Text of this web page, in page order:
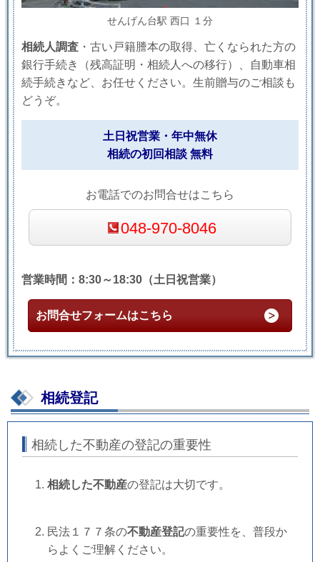
せんげん台駅 西口 １分
相続人調査 ・古い戸籍謄本の取得、亡くなられた方の
銀行手続き（残高証明・相続人への移行）、自動車相
続手続きなど、お任せください。生前贈与のご相談も
どうぞ。
土日祝営業・年中無休
相続の初回相談 無料
お電話でのお問合せはこちら
048-970-8046
営業時間：8:30～18:30（土日祝営業）
お問合せフォームはこちら
相続登記
相続した不動産の登記の重要性
相続した不動産の登記は大切です。
民法１７７条の不動産登記の重要性を、普段か
らよくご理解ください。